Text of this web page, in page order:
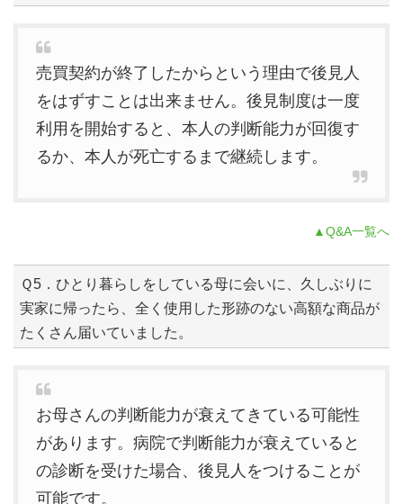
売買契約が終了したからという理由で後見人
をはずすことは出来ません。後見制度は一度
利用を開始すると、本人の判断能力が回復す
るか、本人が死亡するまで継続します。
▲Q&A一覧へ
Ｑ5．ひとり暮らしをしている母に会いに、久しぶりに
実家に帰ったら、全く使用した形跡のない高額な商品が
たくさん届いていました。
お母さんの判断能力が衰えてきている可能性
があります。病院で判断能力が衰えていると
の診断を受けた場合、後見人をつけることが
可能です。